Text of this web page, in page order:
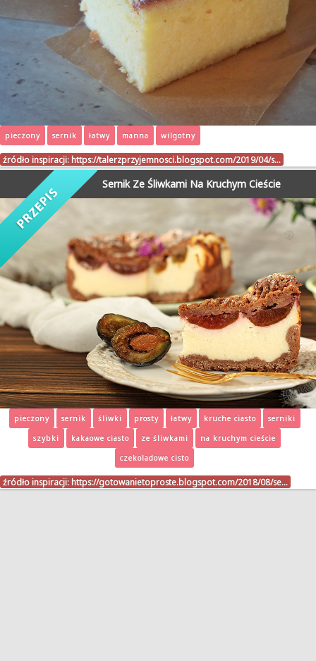
pieczony sernik łatwy manna wilgotny
źródło inspiracji: https://talerzprzyjemnosci.blogspot.com/2019/04/s…
Sernik Ze Śliwkami Na Kruchym Cieście
pieczony sernik śliwki prosty łatwy kruche ciasto
serniki
szybki
kakaowe ciasto ze śliwkami
na kruchym cieście
czekoladowe cisto
źródło inspiracji: https://gotowanietoproste.blogspot.com/2018/08/se…